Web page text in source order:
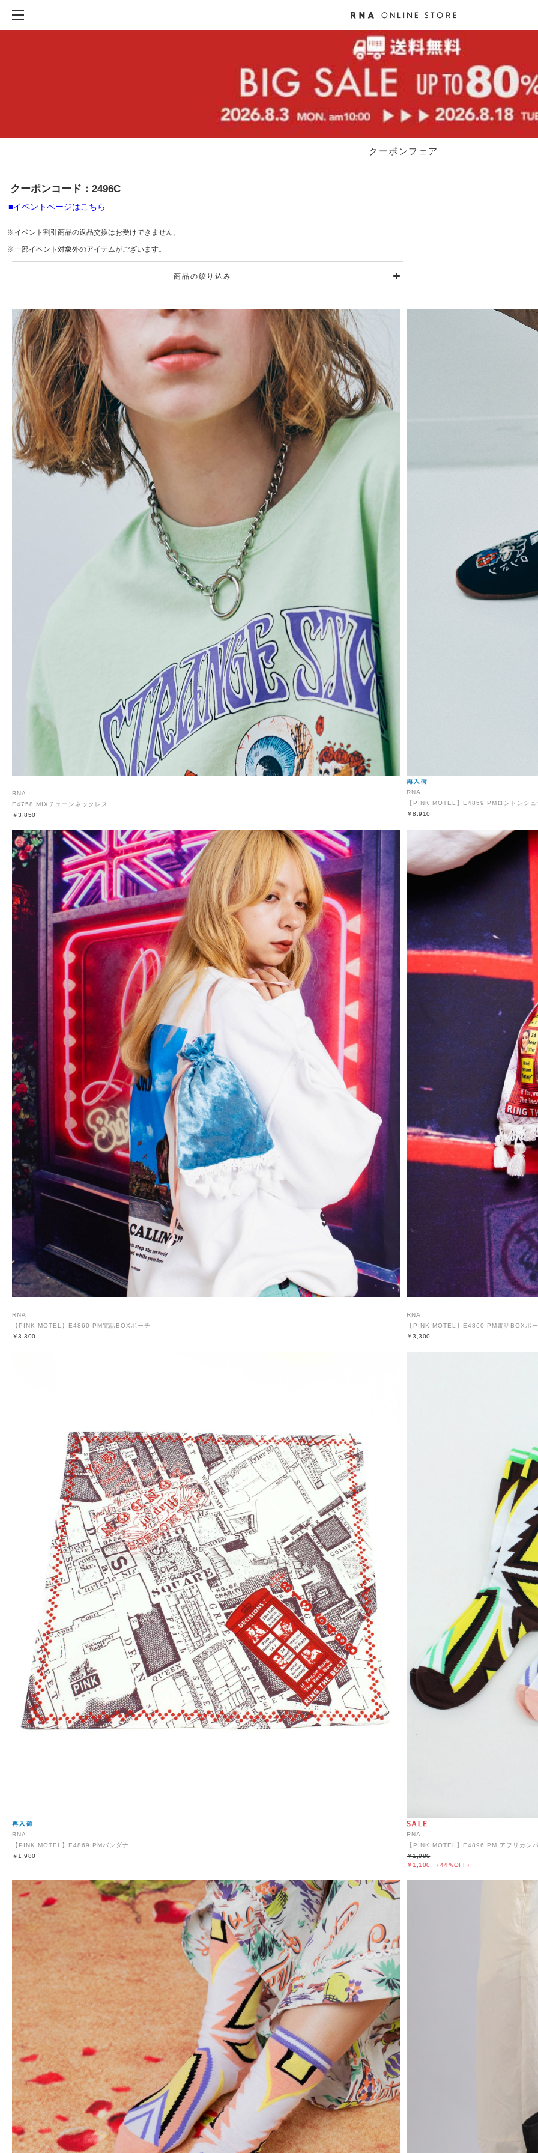
クーポンフェア
クーポンコード：2496C
■イベントページはこちら
※イベント割引商品の返品交換はお受けできません。
※一部イベント対象外のアイテムがございます。
商品の絞り込み
RNA
E4758 MIXチェーンネックレス
￥3,850
RNA
【PINK MOTEL】E4859 PMロンドンシュ
￥8,910
RNA
【PINK MOTEL】E4860 PM電話BOXポーチ
￥3,300
RNA
【PINK MOTEL】E4860 PM電話BOXポ
￥3,300
RNA
【PINK MOTEL】E4869 PMバンダナ
￥1,980
RNA
【PINK MOTEL】E4896 PM アフリカン
￥1,100 （44％OFF）
￥1,980